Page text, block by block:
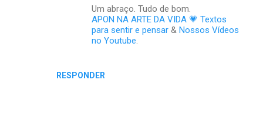
RESPONDER
Um abraço. Tudo de bom.
APON NA ARTE DA VIDA 💗 Textos
para sentir e pensar & Nossos Vídeos
no Youtube